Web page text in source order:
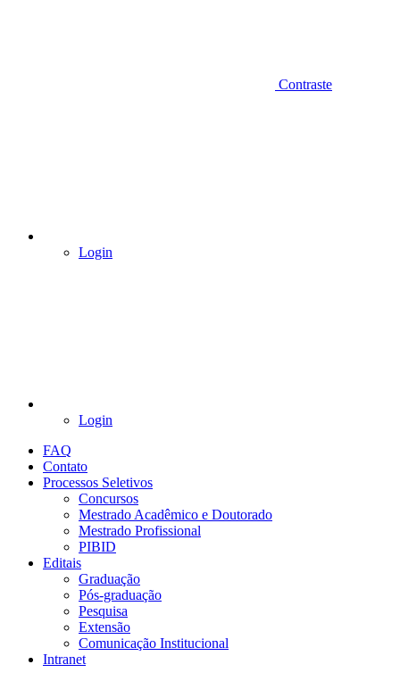
Contraste
Login
Login
FAQ
Contato
Processos Seletivos
Concursos
Mestrado Acadêmico e Doutorado
Mestrado Profissional
PIBID
Editais
Graduação
Pós-graduação
Pesquisa
Extensão
Comunicação Institucional
Intranet